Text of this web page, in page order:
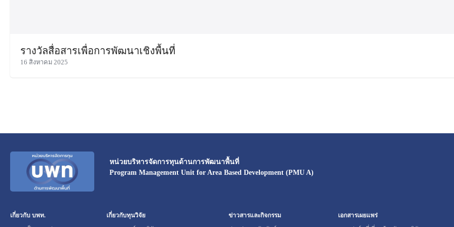
รางวัลสื่อสารเพื่อการพัฒนาเชิงพื้นที่
16 สิงหาคม 2025
หน่วยบริหารจัดการทุนด้านการพัฒนาพื้นที่
Program Management Unit for Area Based Development (PMU A)
เกี่ยวกับ บพท.
เกี่ยวกับทุนวิจัย
ข่าวสารและกิจกรรม
เอกสารเผยแพร่